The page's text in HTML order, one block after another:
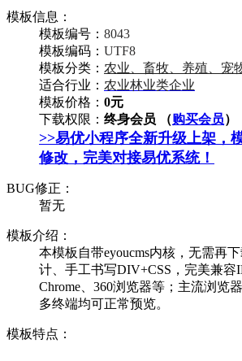
模板信息：
模板编号： 8043
模板编码： UTF8
模板分类： 农业、畜牧、养殖、宠
适合行业： 农业林业类企业
模板价格： 0元
下载权限： 终身会员 （购买会员）
>>易优小程序全新升级上架，
修改，完美对接易优系统！
BUG修正：
暂无
模板介绍：
本模板自带eyoucms内核，无需再
计、手工书写DIV+CSS，完美兼容
Chrome、360浏览器等；主流浏览
多终端均可正常预览。
模板特点：